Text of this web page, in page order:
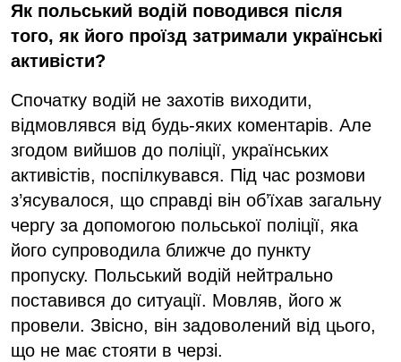
Як польський водій поводився після
того, як його проїзд затримали українські
активісти?
Спочатку водій не захотів виходити,
відмовлявся від будь-яких коментарів. Але
згодом вийшов до поліції, українських
активістів, поспілкувався. Під час розмови
з’ясувалося, що справді він об’їхав загальну
чергу за допомогою польської поліції, яка
його супроводила ближче до пункту
пропуску. Польський водій нейтрально
поставився до ситуації. Мовляв, його ж
провели. Звісно, він задоволений від цього,
що не має стояти в черзі.